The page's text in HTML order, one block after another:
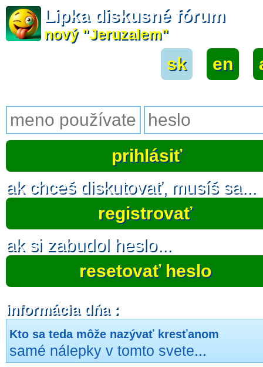
Lipka diskusné fórum
nový "Jeruzalem"
sk en
ak chceš diskutovať, musíš sa...
registrovať
ak si zabudol heslo...
resetovať heslo
informácia dňa :
Kto sa teda môže nazývať kresťanom
samé nálepky v tomto svete...